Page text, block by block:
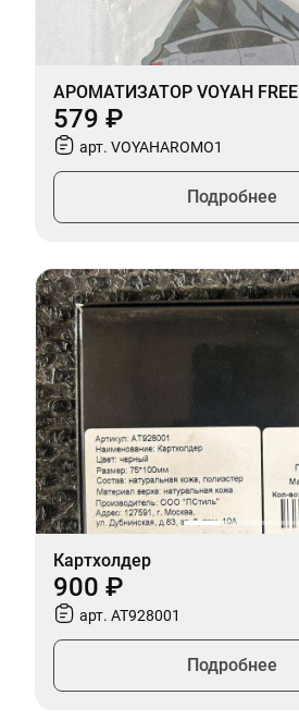
АРОМАТИЗАТОР VOYAH FREE
579 ₽
арт. VOYAHAROMO1
Подробнее
Картхолдер
900 ₽
арт. AT928001
Подробнее